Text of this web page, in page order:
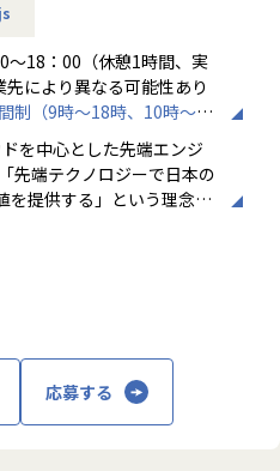
～18：00（休憩1時間、実
※就業先により異なる可能性あり
制（9時～18時、10時～19
： 有（月平均20時間～30
を中心とした先端エンジ
先端テクノロジーで日本の
を提供する」という理念を
の中で「ジャパニアスだ
要とされ続ける会社を目
応募する